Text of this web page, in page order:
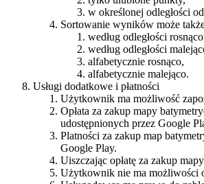
w określonej odległości
Sortowanie wyników może
według odległości
według odległości
alfabetycznie rosnąco,
alfabetycznie malejąco.
Usługi dodatkowe i płatności
Użytkownik ma możliwość
Opłata za zakup mapy
udostępnionych przez Google
Platności za zakup map
Google Play.
Uiszczając opłatę za zakup
Użytkownik nie ma możliwości